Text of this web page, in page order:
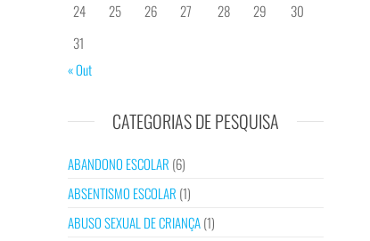
24
25 26 27 28 29
30
31
« Out
CATEGORIAS DE PESQUISA
ABANDONO ESCOLAR (6)
ABSENTISMO ESCOLAR (1)
ABUSO SEXUAL DE CRIANÇA(1)